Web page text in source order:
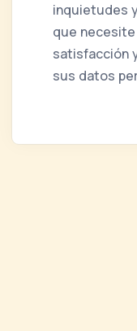
inquietudes
que
satisfacción
sus datos